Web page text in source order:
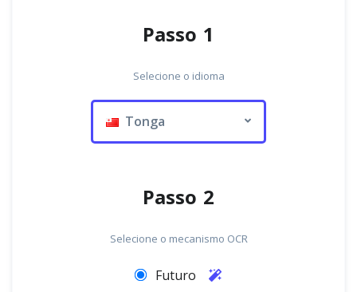
Passo 1
Selecione o idioma
Tonga
Passo 2
Selecione o mecanismo OCR
Futuro